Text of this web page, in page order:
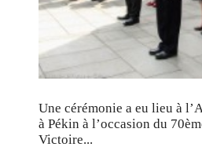
Une cérémonie a eu lieu à
à Pékin à l’occasion du
Victoire...